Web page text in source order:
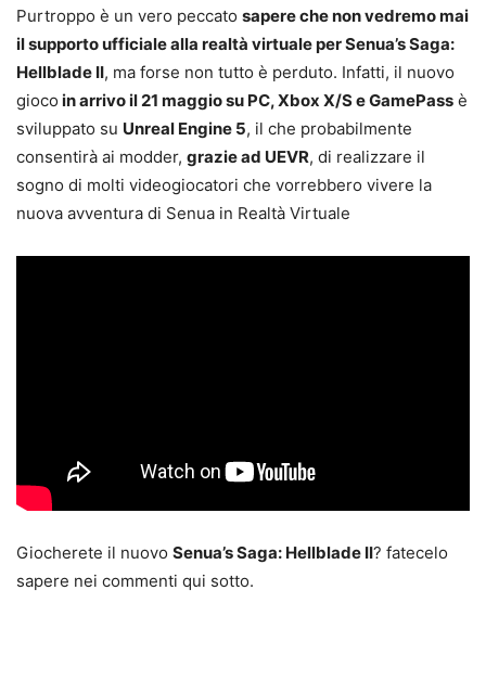
Purtroppo è un vero peccato sapere che non vedremo mai
il supporto ufficiale alla realtà virtuale per Senua’s Saga:
Hellblade II, ma forse non tutto è perduto. Infatti, il nuovo
gioco in arrivo il 21 maggio su PC, Xbox X/S e GamePass è
sviluppato su Unreal Engine 5, il che probabilmente
consentirà ai modder, grazie ad UEVR, di realizzare il
sogno di molti videogiocatori che vorrebbero vivere la
nuova avventura di Senua in Realtà Virtuale
Giocherete il nuovo Senua’s Saga: Hellblade II? fatecelo
sapere nei commenti qui sotto.